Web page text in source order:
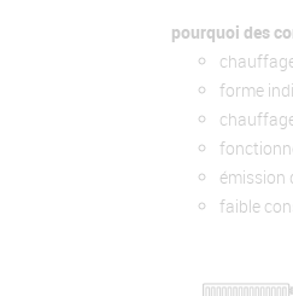
pourquoi des
forme
émission
faible